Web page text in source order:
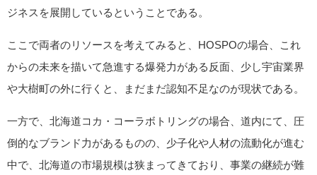
ジネスを展開しているということである。
ここで両者のリソースを考えてみると、HOSPOの場合、これ
からの未来を描いて急進する爆発力がある反面、少し宇宙業界
や大樹町の外に行くと、まだまだ認知不足なのが現状である。
一方で、北海道コカ・コーラボトリングの場合、道内にて、圧
倒的なブランド力があるものの、少子化や人材の流動化が進む
中で、北海道の市場規模は狭まってきており、事業の継続が難